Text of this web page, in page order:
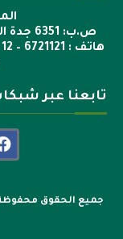
هاتف : 6721121 – 12 – 00966 فاكس : 6722600 – 12 – 00966
تابعنا عبر
جميع الحقوق محفوظة